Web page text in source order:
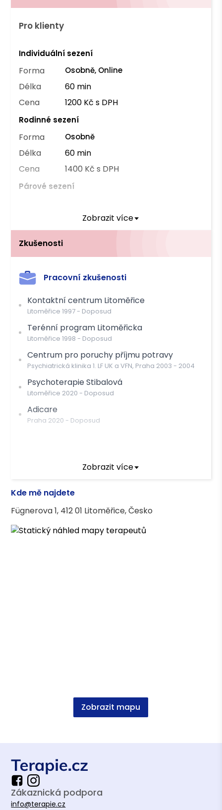
Pro klienty
Individuální sezení
Forma Osobně, Online
Délka
60 min
Cena
1200 Kč s DPH
Rodinné sezení
Forma Osobně
Délka
60 min
Cena
1400 Kč s DPH
Párové sezení
60 min
Můžete čerpat příspěvek těchto pojišťoven
Platba
Převodem
Zobrazit více
Zkušenosti
Pracovní zkušenosti
Kontaktní centrum Litoměřice
Litoměřice 1997- Doposud
Terénní program Litoměřicka
Litoměřice 1998 - Doposud
Centrum pro poruchy příjmu potravy
Psychiatrická klinika 1. LF UK a VFN, Praha 2003 - 2004
Psychoterapie Stibalová
Litoměřice 2020 - Doposud
Adicare
Praha 2020 - Doposud
PVŠPS
Česká asociace pro psychoterapii (ČAP)
PVŠPS sociální práce se zaměřením na
komunikaci a aplikovanou psychoterapii
Zobrazit více
Kde mě najdete
Fügnerova 1, 412 01 Litoměřice, Česko
Zobrazit mapu
Zákaznická podpora
info@terapie.cz